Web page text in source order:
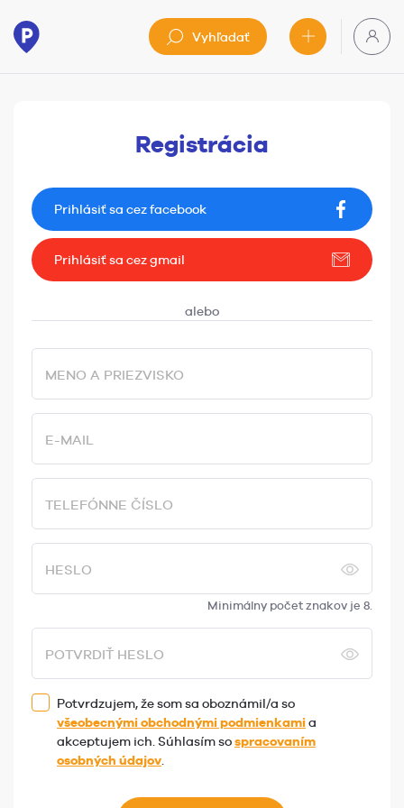
Vyhľadať
Registrácia
Prihlásiť sa cez facebook
Prihlásiť sa cez gmail
MENO A PRIEZVISKO
E-MAIL
TELEFÓNNE ČÍSLO
HESLO
Minimálny počet znakov je 8.
POTVRDIŤ HESLO
Potvrdzujem, že som sa oboznámil/a so
všeobecnými obchodnými podmienkamia
akceptujem ich. Súhlasím sospracovaním
osobných údajov